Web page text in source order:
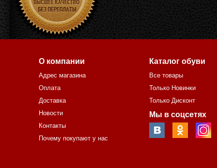
О компании
Адрес магазина
Оплата
Доставка
Новости
Контакты
Почему покупают у нас
Каталог обуви
Все товары
Только Новинки
Только Дисконт
Мы в соцсетях